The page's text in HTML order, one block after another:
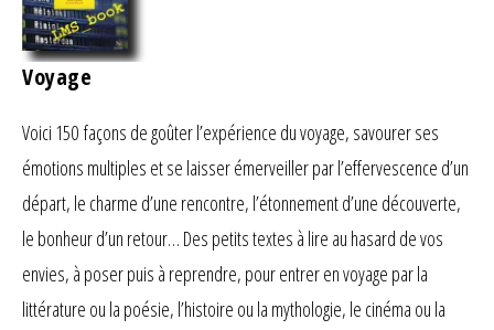
Voyage
Voici 150 façons de goûter l’expérience du voyage, savourer ses
émotions multiples et se laisser émerveiller par l’effervescence d’un
départ, le charme d’une rencontre, l’étonnement d’une découverte,
le bonheur d’un retour… Des petits textes à lire au hasard de vos
envies, à poser puis à reprendre, pour entrer en voyage par la
littérature ou la poésie, l’histoire ou la mythologie, le cinéma ou la